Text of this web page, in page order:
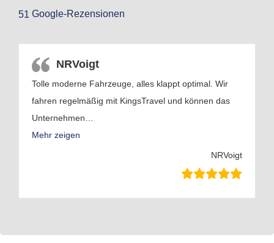
51 Google-Rezensionen
NRVoigt
Tolle moderne Fahrzeuge, alles klappt optimal. Wir
fahren regelmäßig mit KingsTravel und können das
Unternehmen
Mehr zeigen
NRVoigt